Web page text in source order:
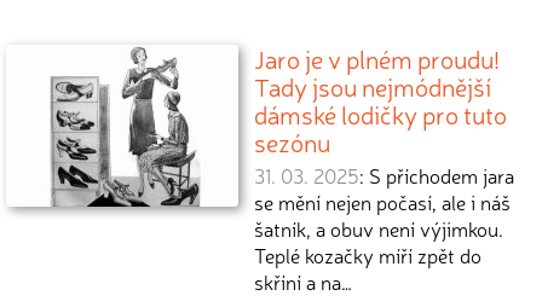
Jaro je v plném proudu!
Tady jsou nejmódnější
dámské lodičky pro tuto
sezónu
31. 03. 2025: S příchodem jara
se mění nejen počasí, ale i náš
šatník, a obuv není výjimkou.
Teplé kozačky míří zpět do
skříní a na…